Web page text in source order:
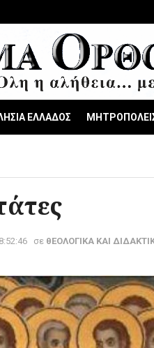
ΕΛΛΑΔΟΣ
σε θΕΟΛΟΓΙΚΑ ΚΑΙ